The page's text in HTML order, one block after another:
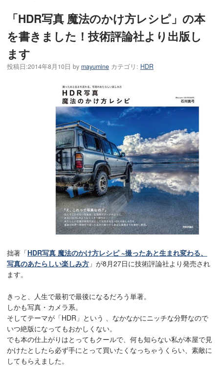
「HDR写真 魔法のかけ方レシピ」の本
を書きました！技術評論社より出版し
ます
投稿日:2014年8月10日 by mayumine カテゴリ: HDR
拙著「HDR写真 魔法のかけ方レシピ ~撮ったあと生まれ変わる、
写真のあたらしい楽しみ方 」が8月27日に技術評論社より発売され
ます。
きっと、人生で最初で最後になるだろう単著。
しかも写真・カメラ系。
そしてテーマが「HDR」という 、なかなかにニッチな分野なので
いつ絶版になってもおかしくない。
でも本の仕上がりはとってもクールで、何も知らない私が本屋で見
かけたとしたら必ず手にとって買いたくなっちゃうくらい、素敵に
してもらえました。